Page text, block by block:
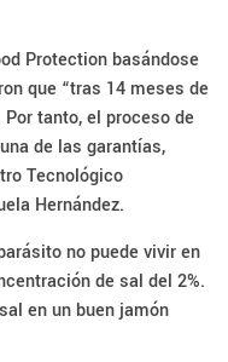
Protection basándose
que “tras 14 meses de
tanto, el proceso de
de las garantías,
Tecnológico
Hernández.
no puede vivir en
de sal del 2%.
en un buen jamón